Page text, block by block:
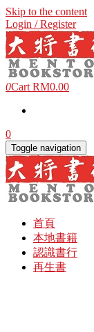
Skip to the content
Login / Register
0Cart RM0.00
0
Toggle navigation
首頁
本地書籍
認識書行
再生書